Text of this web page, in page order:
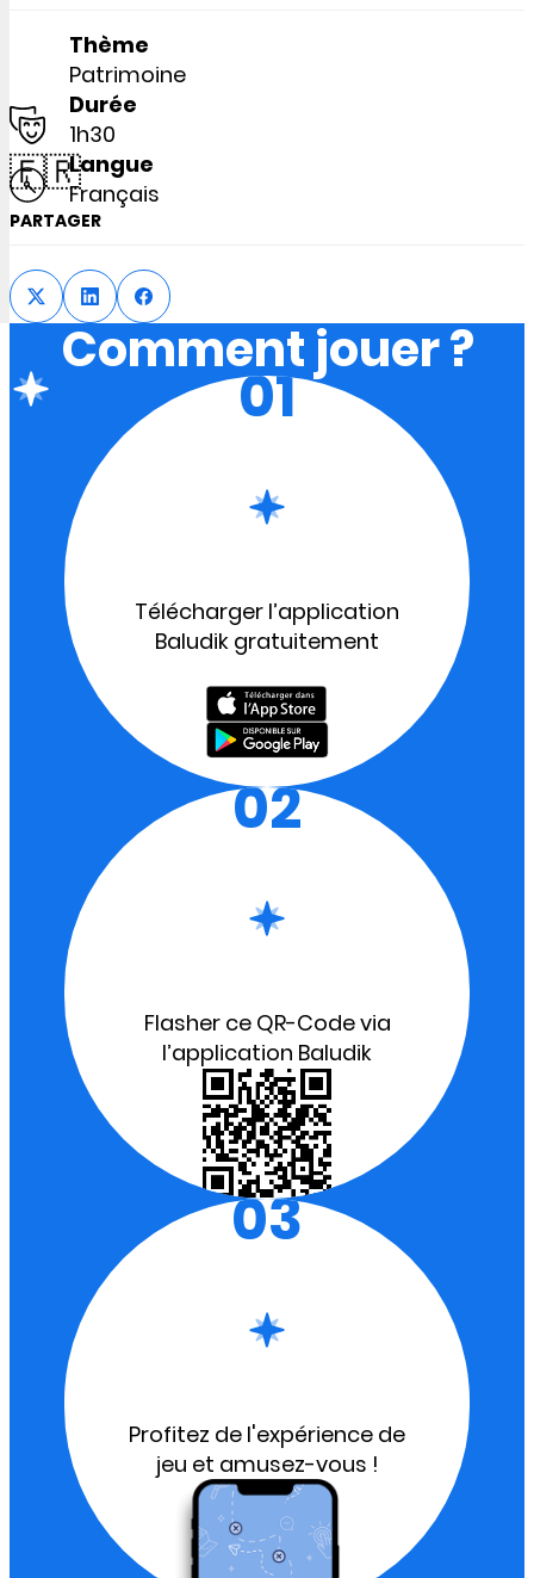
Thème
Patrimoine
Durée
1h30
🇫🇷Langue
Français
PARTAGER
Comment jouer ?
01
Télécharger l’application
Baludik gratuitement
02
Flasher ce QR-Code via
l’application Baludik
03
Profitez de l'expérience de
jeu et amusez-vous !